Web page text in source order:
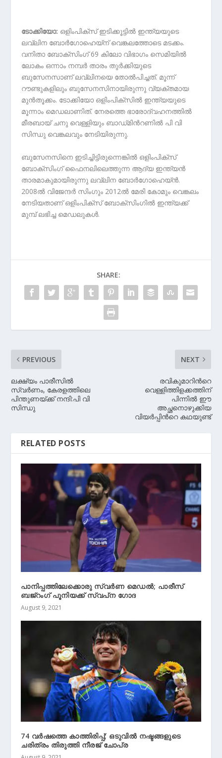
ടോക്കിയോ: ഒളിംപിക്‌സ് ഇടിക്കൂട്ടിൽ ഇന്ത്യയുടെ
ലവ്‍ലിന ബോ‍ർഗോഹെയ്‌ന് വെങ്കലത്തോടെ മടക്കം.
വനിതാ ബോക്‌സിംഗ് 69 കിലോ വിഭാഗം സെമിയില്‍
ലോകം ഒന്നാം നമ്പര്‍ താരം തുർക്കിയുടെ
ബുസേനസാണ് ലവ്‍ലിനയെ തോല്‍പിച്ചത്. മൂന്ന്
റൗണ്ടുകളിലും ബുസേനസിനായിരുന്നു വ്യക്തമായ
മുൻതൂക്കം. ടോക്കിയോ ഒളിംപിക്‌സില്‍ ഇന്ത്യയുടെ
മൂന്നാം മെഡലാണിത്. നേരത്തെ ഭാരോദ്വഹനത്തില്‍
മീരബായ് ചനു വെള്ളിയും ബാഡ്‌മിന്‍റണില്‍ പി വി
സിന്ധു വെങ്കലവും നേടിയിരുന്നു.
ബുസേനസിനെ ഇടിച്ചിട്ടിരുന്നെങ്കില്‍ ഒളിംപിക്‌സ്
ബോക്‌സിംഗ് ഫൈനലിലെത്തുന്ന ആദ്യ ഇന്ത്യൻ
താരമാകുമായിരുന്നു ലവ്‍ലിന ബോ‍ർഗോഹെയ്‌ന്‍.
2008ല്‍ വിജേന്ദർ സിംഗും 2012ല്‍ മേരി കോമും വെങ്കലം
നേടിയതാണ് ഒളിംപിക്‌സ് ബോക്‌സിംഗില്‍ ഇന്ത്യക്ക്
മുമ്പ് ലഭിച്ച മെഡലുകള്‍.
SHARE:
PREVIOUS
ലക്ഷ്യം പാരീസില്‍
സ്വര്‍ണം, കേരളത്തിലെ
പിന്തുണയ്‌ക്ക് നന്ദി:പി വി
സിന്ധു
NEXT
രവികുമാറിന്‍റെ
വെള്ളിത്തിളക്കത്തിന്
പിന്നില്‍ ഈ
അച്ഛനൊഴുക്കിയ
വിയര്‍പ്പിന്‍റെ കഥയുണ്ട്
RELATED POSTS
പാനിപ്പത്തിലേക്കൊരു സ്വര്‍ണ മെഡല്‍; പാരീസ്
ബജ്‌റംഗ് പൂനിയക്ക് സ്വപ്‌ന ഗോദ
August 9, 2021
74 വര്‍ഷത്തെ കാത്തിരിപ്പ്; ഒടുവില്‍ നഷ്ടങ്ങളുടെ
ചരിത്രം തിരുത്തി നീരജ് ചോപ്ര